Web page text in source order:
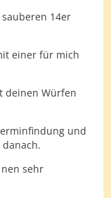
für mich
können.
Erfolg oder
auszublenden,
kann.
Distanz ein
Am Ende
die
14er
einer für mich
deinen Würfen
und
sehr